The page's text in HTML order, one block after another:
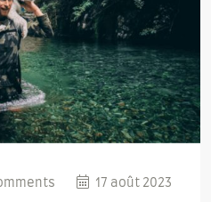
17 août 2023